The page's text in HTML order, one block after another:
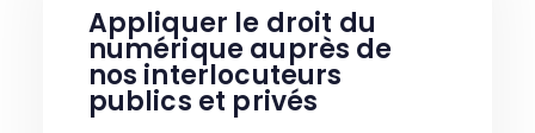
Appliquer le droit du
numérique auprès de
nos interlocuteurs
publics et privés